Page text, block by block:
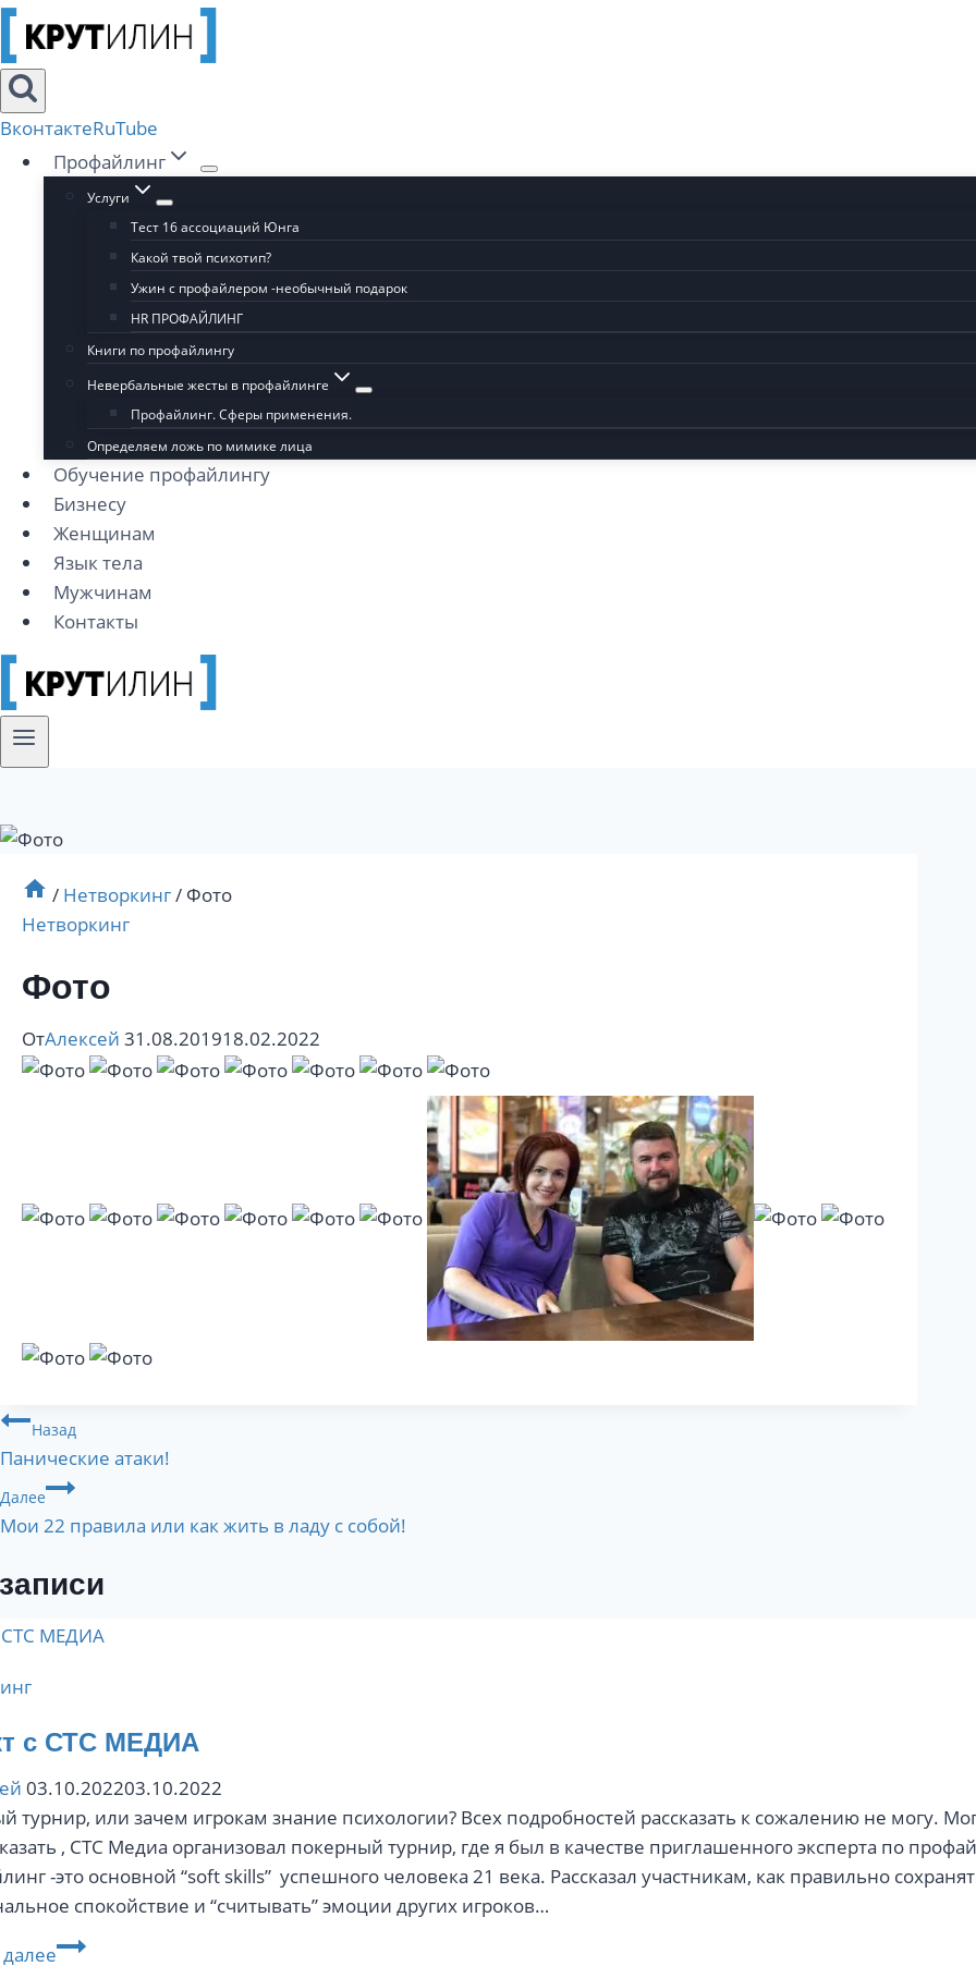
Перейти
содержимому
ВконтактеRuTube
Профайлинг
Услуги
Тест 16 ассоциаций Юнга
Какой твой психотип?
Ужин с профайлером -необычный подарок
HR ПРОФАЙЛИНГ
Книги по профайлингу
Невербальные жесты в профайлинге
Профайлинг. Сферы применения.
Определяем ложь по мимике лица
Обучение профайлингу
Бизнесу
Женщинам
Язык тела
Мужчинам
Контакты
/ Нетворкинг/ Фото
Нетворкинг
Фото
ОтАлексей 31.08.201918.02.2022
Навигация
по
записям
Назад
Панические атаки!
Далее
Мои 22 правила или как жить в ладу с собой!
с СТС МЕДИА
03.10.202203.10.2022
турнир, или зачем игрокам знание психологии? Всех подробностей рассказать к сожалению не могу.
, СТС Медиа организовал покерный турнир, где я был в качестве приглашенного эксперта по
-это основной “soft skills” успешного человека 21 века. Рассказал участникам, как правильно
спокойствие и “считывать” эмоции других игроков…
Проект